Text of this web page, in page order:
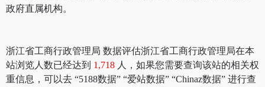
政府直属机构。
浙江省工商行政管理局 数据评估浙江省工商行政管理局在本
站浏览人数已经达到 1,718 人，如果您需要查询该站的相关权
重信息，可以去 “5188数据” “爱站数据” “Chinaz数据” 进行查